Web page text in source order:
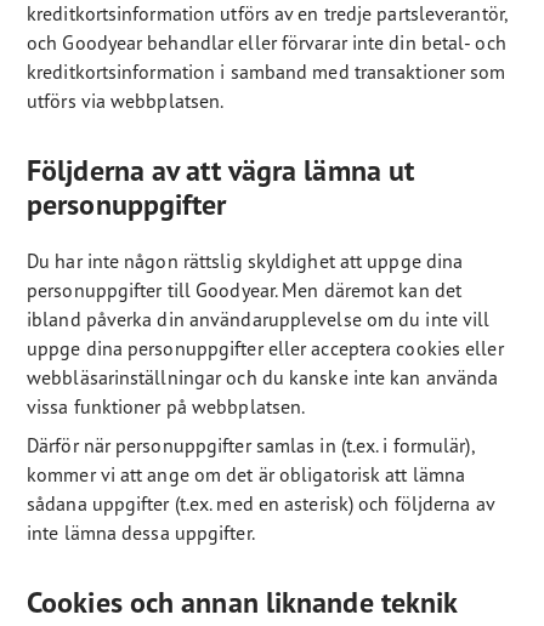
kreditkortsinformation utförs av en tredje partsleverantör,
och Goodyear behandlar eller förvarar inte din betal- och
kreditkortsinformation i samband med transaktioner som
utförs via webbplatsen.
Följderna av att vägra lämna ut
personuppgifter
Du har inte någon rättslig skyldighet att uppge dina
personuppgifter till Goodyear. Men däremot kan det
ibland påverka din användarupplevelse om du inte vill
uppge dina personuppgifter eller acceptera cookies eller
webbläsarinställningar och du kanske inte kan använda
vissa funktioner på webbplatsen.
Därför när personuppgifter samlas in (t.ex. i formulär),
kommer vi att ange om det är obligatorisk att lämna
sådana uppgifter (t.ex. med en asterisk) och följderna av
inte lämna dessa uppgifter.
Cookies och annan liknande teknik